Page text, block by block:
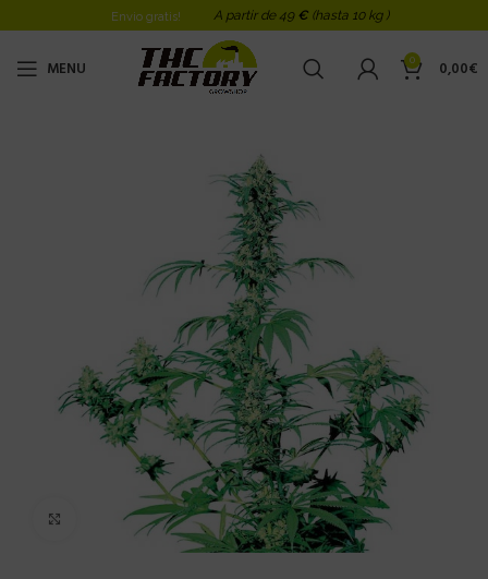
Envio gratis! A partir de 49 € (hasta 10 kg )
MENU 0 0,00€
Click to enlarge